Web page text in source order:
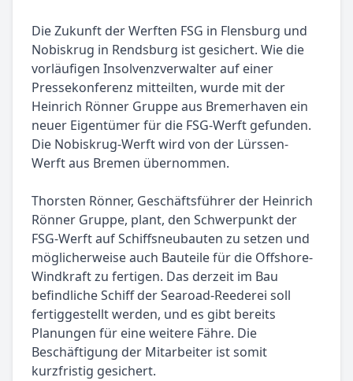
Die Zukunft der Werften FSG in Flensburg und
Nobiskrug in Rendsburg ist gesichert. Wie die
vorläufigen Insolvenzverwalter auf einer
Pressekonferenz mitteilten, wurde mit der
Heinrich Rönner Gruppe aus Bremerhaven ein
neuer Eigentümer für die FSG-Werft gefunden.
Die Nobiskrug-Werft wird von der Lürssen-
Werft aus Bremen übernommen.
Thorsten Rönner, Geschäftsführer der Heinrich
Rönner Gruppe, plant, den Schwerpunkt der
FSG-Werft auf Schiffsneubauten zu setzen und
möglicherweise auch Bauteile für die Offshore-
Windkraft zu fertigen. Das derzeit im Bau
befindliche Schiff der Searoad-Reederei soll
fertiggestellt werden, und es gibt bereits
Planungen für eine weitere Fähre. Die
Beschäftigung der Mitarbeiter ist somit
kurzfristig gesichert.